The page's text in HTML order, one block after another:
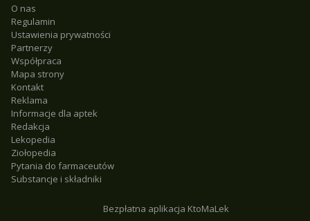
O nas
Regulamin
Ustawienia prywatności
Partnerzy
Współpraca
Mapa strony
Kontakt
Reklama
Informacje dla aptek
Redakcja
Lekopedia
Ziołopedia
Pytania do farmaceutów
Substancje i składniki
Bezpłatna aplikacja KtoMaLek